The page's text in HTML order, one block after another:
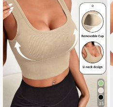
6.6M 팔로워
6.6M 팔로워
4.91 6.6M 팔로워
35